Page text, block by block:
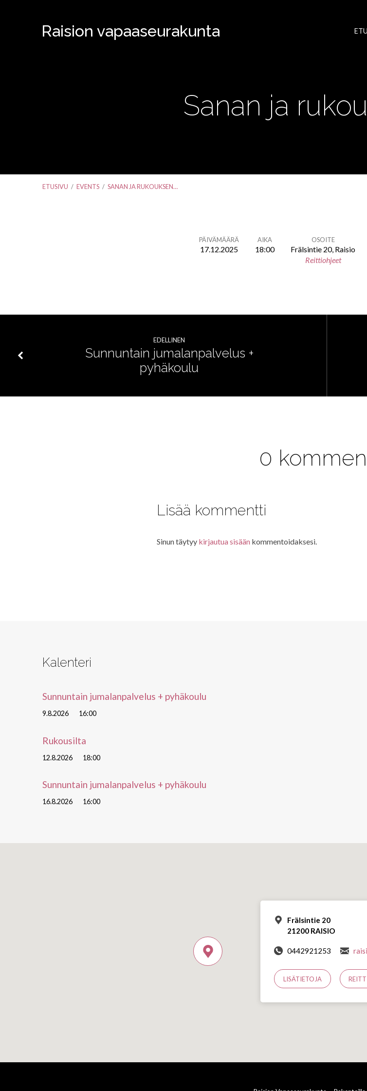
Raision vapaaseurakunta
Sanan ja
ETUSIVU / EVENTS / SANAN JA RUKOUKSEN…
rukouksen
ilta
PÄIVÄMÄÄRÄ
17.12.2025
AIKA
18:00
OSOITE
Frälsintie 20, Raisio
Reittiohjeet
EDELLINEN
Sunnuntain jumalanpalvelus +
pyhäkoulu
0
Lisää kommentti
Sinun täytyy kirjautua sisään kommentoidaksesi.
Kalenteri
Sunnuntain jumalanpalvelus + pyhäkoulu
9.8.2026 16:00
Rukousilta
12.8.2026 18:00
Sunnuntain jumalanpalvelus + pyhäkoulu
16.8.2026 16:00
Frälsintie 20
21200 RAISIO
0442921253
LISÄTIETOJA